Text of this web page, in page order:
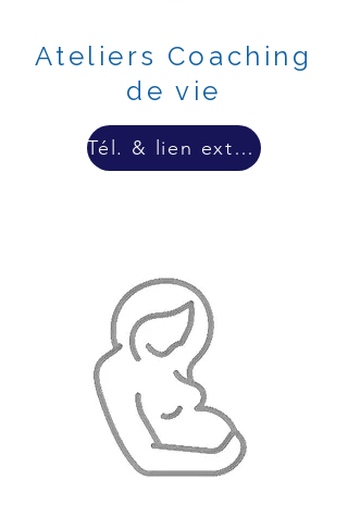
Ateliers Coaching
de vie
Tél. & lien externe